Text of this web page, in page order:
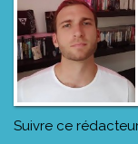
Suivre ce